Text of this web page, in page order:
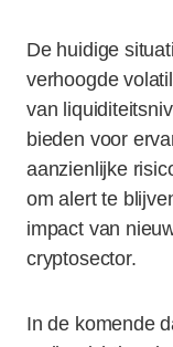
De huidige
verhoogde
van
bieden voor
aanzienlijke
om alert te
impact van
cryptosector.
In de komende